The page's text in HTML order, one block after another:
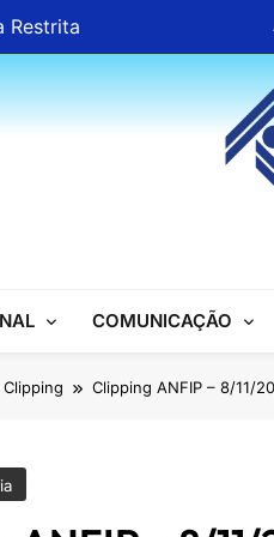
Restrita
Nacional
COMUNICAÇÃO
Clipping Clipping ANFIP – 8/11/